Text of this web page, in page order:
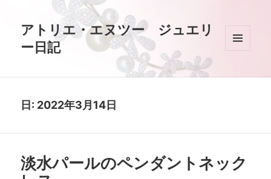
アトリエ・エヌツー ジュエリ
ー日記
ィジェ
日: 2022年3月14日
淡水パールのペンダントネック